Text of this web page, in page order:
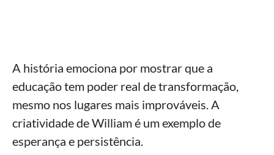
A história emociona por mostrar que a
educação tem poder real de transformação,
mesmo nos lugares mais improváveis. A
criatividade de William é um exemplo de
esperança e persistência.